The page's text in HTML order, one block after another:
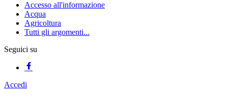
Accesso all'informazione
Acqua
Agricoltura
Tutti gli argomenti...
Seguici su
Accedi